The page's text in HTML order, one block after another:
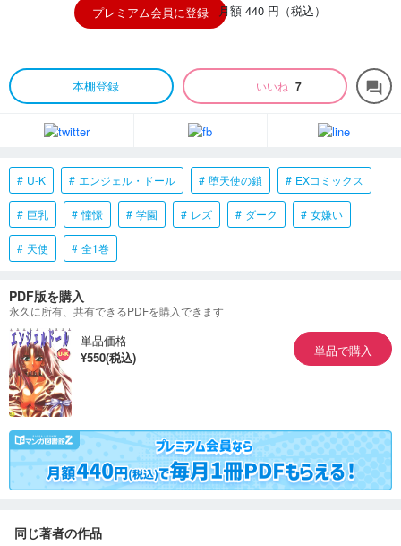
プレミアム会員に登録 月額 440 円（税込）
本棚登録 いいね 7 forum
U-K エンジェル・ドール 堕天使の鎖 EXコミックス
巨乳 憧憬 学園 レズ ダーク 女嫌い
天使 全1巻
PDF版を購入
永久に所有、共有できるPDFを購入できます
単品価格
¥550(税込)
単品で購入
同じ著者の作品